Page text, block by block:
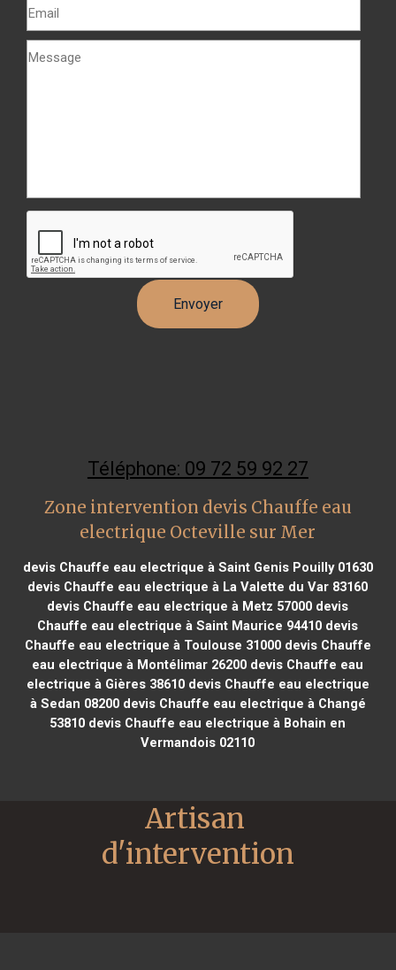
Téléphone: 09 72 59 92 27
Zone intervention devis Chauffe eau
electrique Octeville sur Mer
devis Chauffe eau electrique à Saint Genis Pouilly 01630
devis Chauffe eau electrique à La Valette du Var 83160
devis Chauffe eau electrique à Metz 57000 devis
Chauffe eau electrique à Saint Maurice 94410 devis
Chauffe eau electrique à Toulouse 31000devis Chauffe
eau electrique à Montélimar 26200 devis Chauffe eau
electrique à Gières 38610devis Chauffe eau electrique
à Sedan 08200devis Chauffe eau electrique à Changé
53810 devis Chauffe eau electrique à Bohain en
Vermandois 02110
Artisan
d'intervention